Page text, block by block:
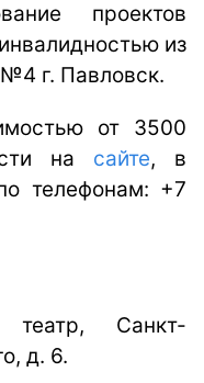
проектов
из
г. Павловск.
от 3500
на сайте, в
телефонам: +7
театр, Санкт-
д. 6.